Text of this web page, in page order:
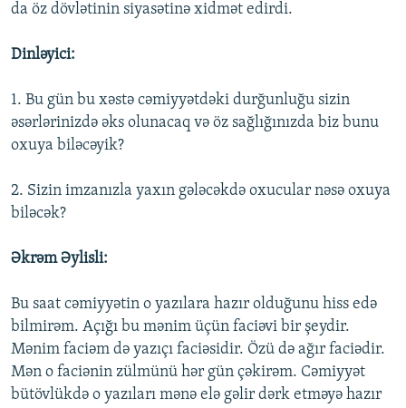
da öz dövlətinin siyasətinə xidmət edirdi.
Dinləyici:
1. Bu gün bu xəstə cəmiyyətdəki durğunluğu sizin
əsərlərinizdə əks olunacaq və öz sağlığınızda biz bunu
oxuya biləcəyik?
2. Sizin imzanızla yaxın gələcəkdə oxucular nəsə oxuya
biləcək?
Əkrəm Əylisli:
Bu saat cəmiyyətin o yazılara hazır olduğunu hiss edə
bilmirəm. Açığı bu mənim üçün faciəvi bir şeydir.
Mənim faciəm də yazıçı faciəsidir. Özü də ağır faciədir.
Mən o faciənin zülmünü hər gün çəkirəm. Cəmiyyət
bütövlükdə o yazıları mənə elə gəlir dərk etməyə hazır